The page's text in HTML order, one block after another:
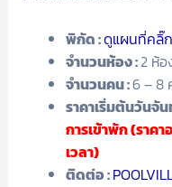
พิกัด :ดูแผนที่คลิ๊ก
จำนวนห้อง :2 ห้
จำนวนคน :6 – 8
ราคาเริ่มต้นวันจั
การเข้าพัก (ราค
เวลา)
ติดต่อ :